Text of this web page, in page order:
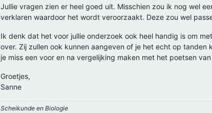
Jullie vragen zien er heel goed uit. Misschien zou ik nog wel
verklaren waardoor het wordt veroorzaakt. Deze zou wel
Ik denk dat het voor jullie onderzoek ook heel handig is om
over. Zij zullen ook kunnen aangeven of je het echt op
je miss een voor en na vergelijking maken met het poetsen
Groetjes,
Sanne
Scheikunde en Biologie